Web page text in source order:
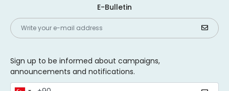
E-Bulletin
Sign up to be informed about campaigns,
announcements and notifications.